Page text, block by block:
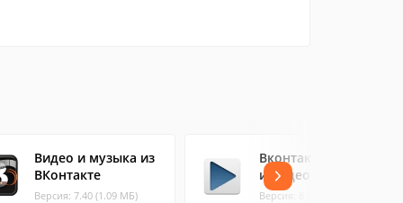
Видео и музыка из
ВКонтакте
Версия: 7.40 (1.09 МБ)
Вконтакте Музыка
и Видео
Версия: 8.3.1 (0.91 МБ)